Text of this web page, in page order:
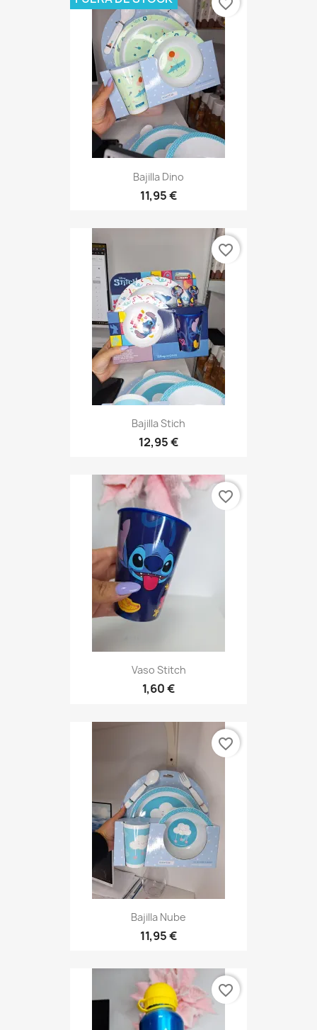
Bajilla Dino
11,95 €
Bajilla Stich
12,95 €
favorite_border
Vaso Stitch
1,60 €
favorite_border
Bajilla Nube
11,95 €
favorite_border
favorite_border